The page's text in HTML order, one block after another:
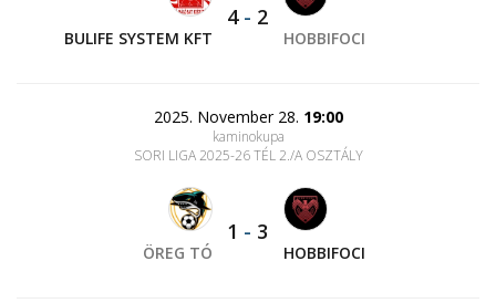
BULIFE SYSTEM KFT
4- 2
HOBBIFOCI
2025. November 28. 19:00
kaminokupa
SORI LIGA 2025-26 TÉL 2./A OSZTÁLY
ÖREG TÓ
1 - 3
HOBBIFOCI